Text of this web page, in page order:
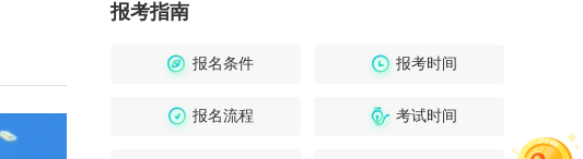
报考指南
报名条件 报考时间
报名流程 考试时间